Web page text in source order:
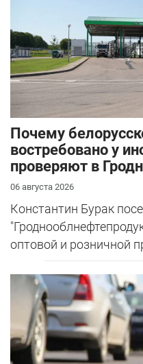
Почему
востребовано у
проверяют в
06 августа 2026
Константин Бурак
оптовой и розничной